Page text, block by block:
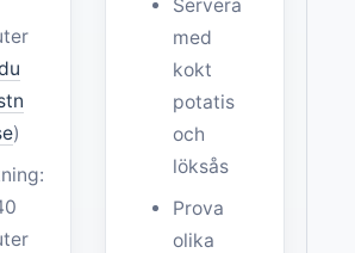
)
Servera
med
kokt
potatis
och
löksås
Prova
olika